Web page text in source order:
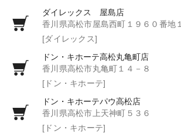
ダイレックス 屋島店
香川県高松市屋島西町１９６０番地１
[ダイレックス]
ドン・キホーテ高松丸亀町店
香川県高松市丸亀町１４－８
[ドン・キホーテ]
ドン・キホーテパウ高松店
香川県高松市上天神町５３６
[ドン・キホーテ]